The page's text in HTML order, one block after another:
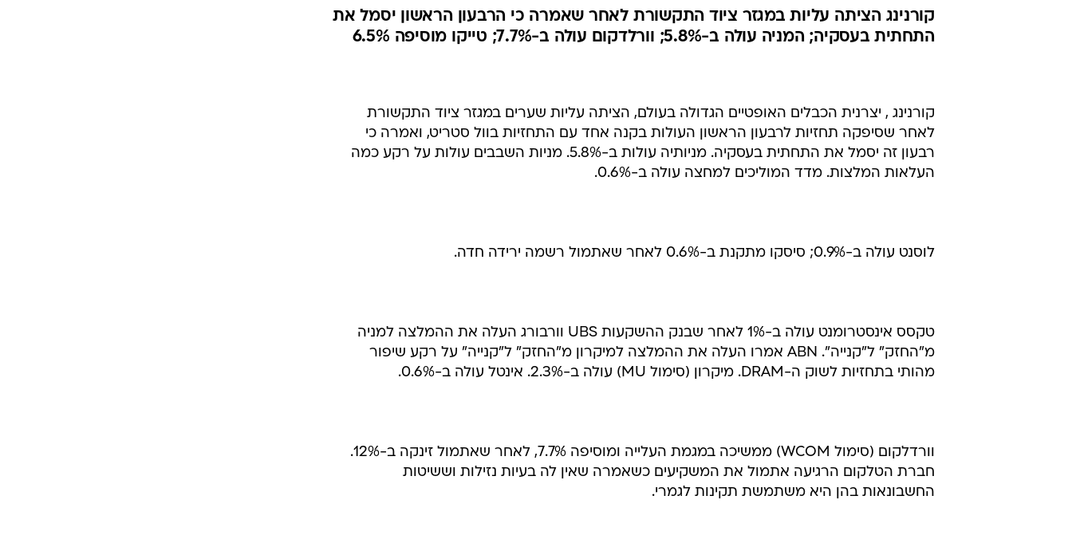
קורנינג הציתה עליות במגזר ציוד התקשורת לאחר שאמרה כי הרבעון הראשון יסמל את
התחתית בעסקיה; המניה עולה ב-5.8%; וורלדקום עולה ב-7.7%; טייקו מוסיפה 6.5%
קורנינג , יצרנית הכבלים האופטיים הגדולה בעולם, הציתה עליות שערים במגזר ציוד התקשורת
לאחר שסיפקה תחזיות לרבעון הראשון העולות בקנה אחד עם התחזיות בוול סטריט, ואמרה כי
רבעון זה יסמל את התחתית בעסקיה. מניותיה עולות ב-5.8%. מניות השבבים עולות על רקע כמה
העלאות המלצות. מדד המוליכים למחצה עולה ב-0.6%.
לוסנט עולה ב-0.9%; סיסקו מתקנת ב-0.6% לאחר שאתמול רשמה ירידה חדה.
טקסס אינסטרומנט עולה ב-1% לאחר שבנק ההשקעות UBS וורבורג העלה את ההמלצה למניה
מ"החזק" ל"קנייה". ABN אמרו העלה את ההמלצה למיקרון מ"החזק" ל"קנייה" על רקע שיפור
מהותי בתחזיות לשוק ה-DRAM. מיקרון (סימול MU) עולה ב-2.3%. אינטל עולה ב-0.6%.
וורדלקום (סימול WCOM) ממשיכה במגמת העלייה ומוסיפה 7.7%, לאחר שאתמול זינקה ב-12%.
חברת הטלקום הרגיעה אתמול את המשקיעים כשאמרה שאין לה בעיות נזילות וששיטות
החשבונאות בהן היא משתמשת תקינות לגמרי.